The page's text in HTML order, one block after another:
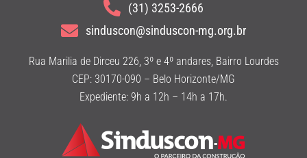
(31) 3253-2666
sinduscon@sinduscon-mg.org.br
Rua Marilia de Dirceu 226, 3º e 4º andares, Bairro Lourdes
CEP: 30170-090 – Belo Horizonte/MG
Expediente: 9h a 12h – 14h a 17h.